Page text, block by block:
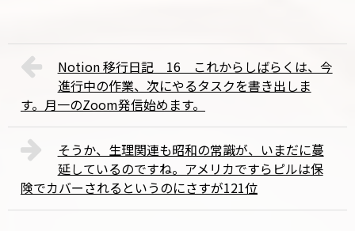
Notion 移行日記 16 これからしばらくは、今
進行中の作業、次にやるタスクを書き出しま
す。月一のZoom発信始めます。
そうか、生理関連も昭和の常識が、いまだに蔓
延しているのですね。アメリカですらピルは保
険でカバーされるというのにさすが121位